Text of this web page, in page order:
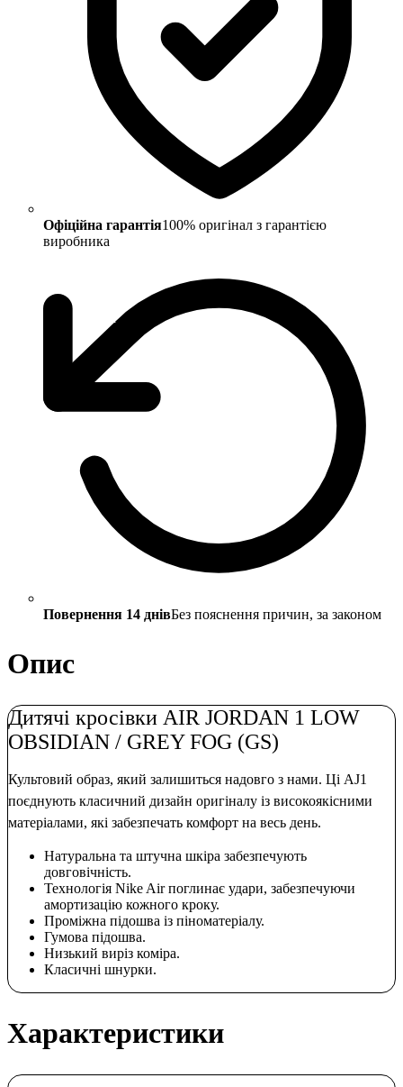
Офіційна гарантія100% оригінал з гарантією
виробника
Повернення 14 днівБез пояснення причин, за законом
Опис
Дитячі кросівки AIR JORDAN 1 LOW
OBSIDIAN / GREY FOG (GS)
Культовий образ, який залишиться надовго з нами. Ці AJ1
поєднують класичний дизайн оригіналу із високоякісними
матеріалами, які забезпечать комфорт на весь день.
Натуральна та штучна шкіра забезпечують
довговічність.
Технологія Nike Air поглинає удари, забезпечуючи
амортизацію кожного кроку.
Проміжна підошва із піноматеріалу.
Гумова підошва.
Низький виріз коміра.
Класичні шнурки.
Характеристики